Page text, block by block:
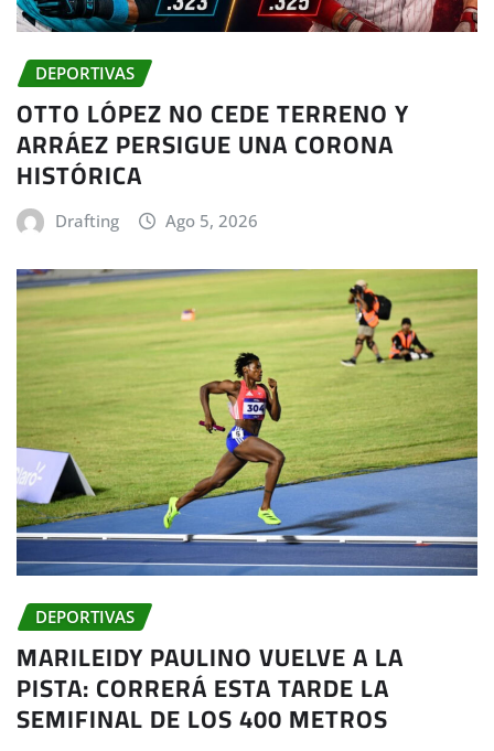
DEPORTIVAS
OTTO LÓPEZ NO CEDE TERRENO Y
ARRÁEZ PERSIGUE UNA CORONA
HISTÓRICA
Drafting Ago 5, 2026
DEPORTIVAS
MARILEIDY PAULINO VUELVE A LA
PISTA: CORRERÁ ESTA TARDE LA
SEMIFINAL DE LOS 400 METROS